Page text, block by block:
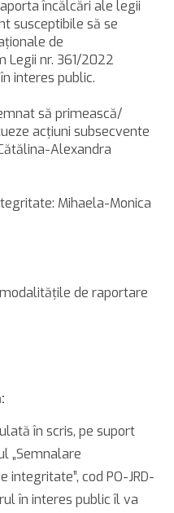
încălcări ale legii
susceptibile să se
de
Legii nr. 361/2022
interes public.
să primească/
acţiuni subsecvente
Alexandra
Mihaela-Monica
de raportare
în scris, pe suport
„Semnalare
cod PO-JRD-
în interes public îl va